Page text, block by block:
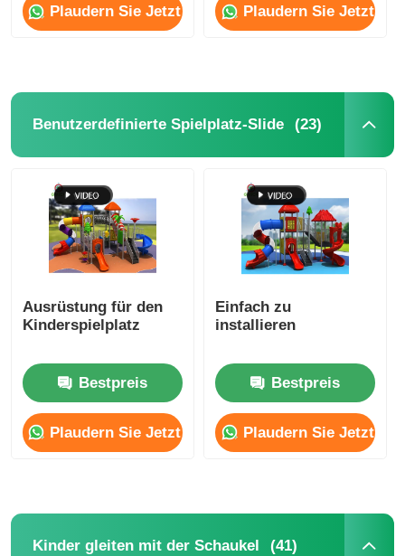
Plaudern Sie Jetzt Plaudern Sie Jetzt
Benutzerdefinierte Spielplatz-Slide (23)
Ausrüstung für den
Kinderspielplatz
Bestpreis
Plaudern Sie Jetzt
Einfach zu
installieren
Bestpreis
Plaudern Sie Jetzt
Kinder gleiten mit der Schaukel (41)